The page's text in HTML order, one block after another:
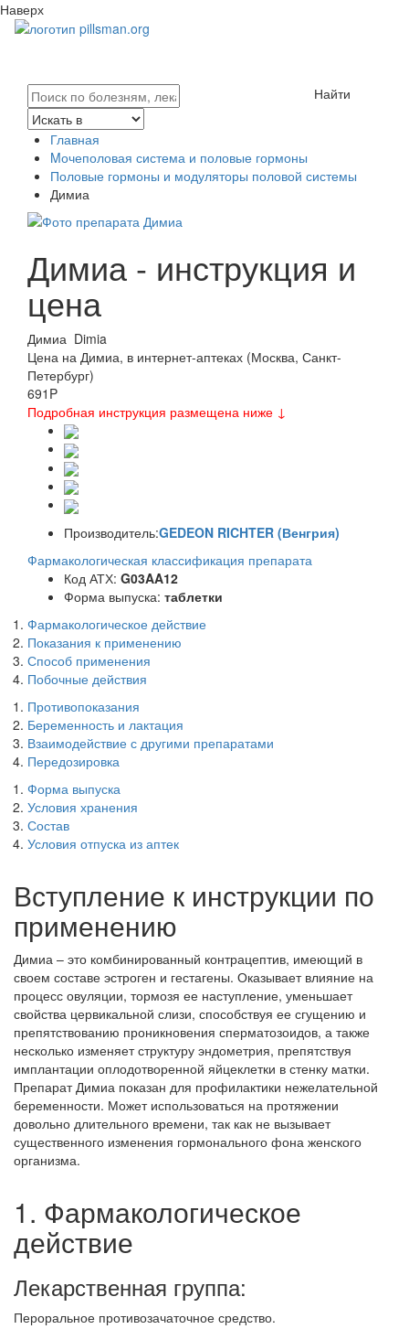
Наверх
Найти
Главная
Mочеполовая система и половые гормоны
Половые гормоны и модуляторы половой системы
Димиа
Димиа - инструкция и
цена
Димиа Dimia
Цена на Димиа, в интернет-аптеках (Москва, Санкт-
Петербург)
691 P
Подробная инструкция размещена ниже ↓
Производитель:GEDEON RICHTER (Венгрия)
Фармакологическая классификация препарата
Код АТХ: G03AA12
Форма выпуска: таблетки
Фармакологическое действие
Показания к применению
Способ применения
Побочные действия
Противопоказания
Беременность и лактация
Взаимодействие с другими препаратами
Передозировка
Форма выпуска
Условия хранения
Состав
Условия отпуска из аптек
Вступление к инструкции по
применению
Димиа – это комбинированный контрацептив, имеющий в
своем составе эстроген и гестагены. Оказывает влияние на
процесс овуляции, тормозя ее наступление, уменьшает
свойства цервикальной слизи, способствуя ее сгущению и
препятствованию проникновения сперматозоидов, а также
несколько изменяет структуру эндометрия, препятствуя
имплантации оплодотворенной яйцеклетки в стенку матки.
Препарат Димиа показан для профилактики нежелательной
беременности. Может использоваться на протяжении
довольно длительного времени, так как не вызывает
существенного изменения гормонального фона женского
организма.
1. Фармакологическое
действие
Лекарственная группа:
Пероральное противозачаточное средство.